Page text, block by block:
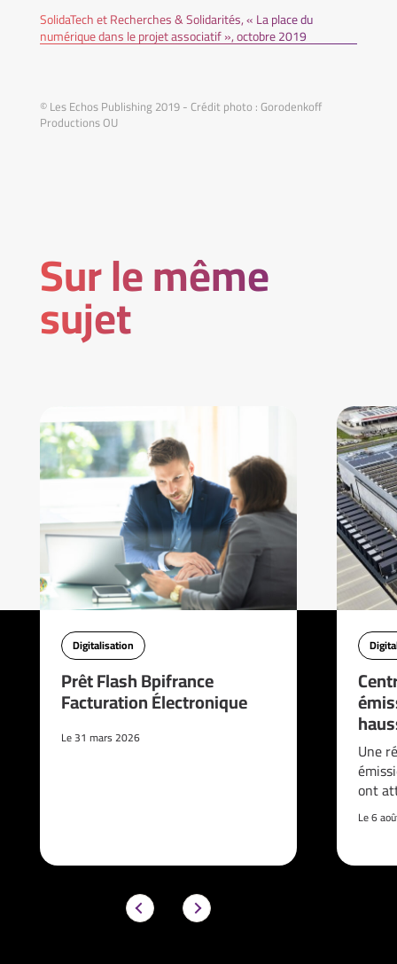
SolidaTech et Recherches & Solidarités, « La place du
numérique dans le projet associatif », octobre 2019
© Les Echos Publishing 2019 - Crédit photo : Gorodenkoff
Productions OU
Sur le même
sujet
Digitalisation
Prêt Flash Bpifrance
Facturation Électronique
Le 31 mars 2026
Une
ont
Le 6